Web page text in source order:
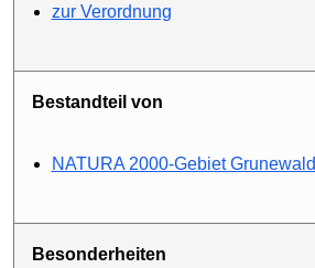
zur Verordnung
Bestandteil von
NATURA 2000-Gebiet Grunewald
Besonderheiten